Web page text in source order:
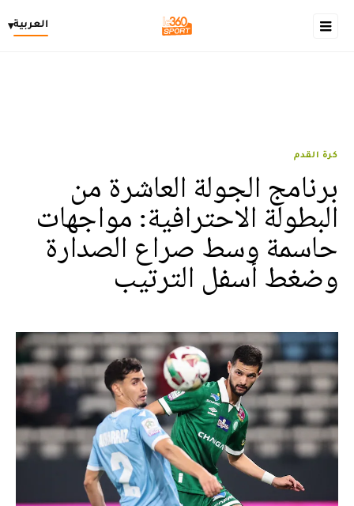
العربية▾
كرة القدم
برنامج الجولة العاشرة من
البطولة الاحترافية: مواجهات
حاسمة وسط صراع الصدارة
وضغط أسفل الترتيب